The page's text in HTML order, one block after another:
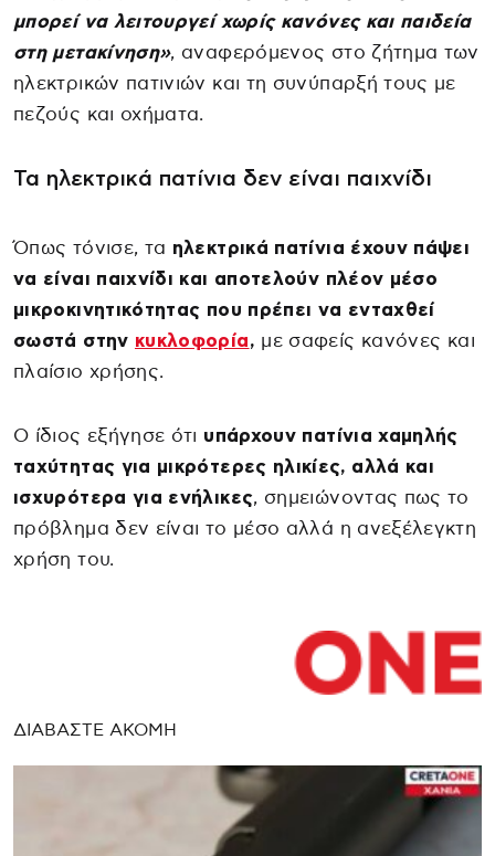
μπορεί να λειτουργεί χωρίς κανόνες και παιδεία
στη μετακίνηση», αναφερόμενος στο ζήτημα των
ηλεκτρικών πατινιών και τη συνύπαρξή τους με
πεζούς και οχήματα.
Τα ηλεκτρικά πατίνια δεν είναι παιχνίδι
Όπως τόνισε, τα ηλεκτρικά πατίνια έχουν πάψει
να είναι παιχνίδι και αποτελούν πλέον μέσο
μικροκινητικότητας που πρέπει να ενταχθεί
σωστά στην κυκλοφορία, με σαφείς κανόνες και
πλαίσιο χρήσης.
Ο ίδιος εξήγησε ότι υπάρχουν πατίνια χαμηλής
ταχύτητας για μικρότερες ηλικίες, αλλά και
ισχυρότερα για ενήλικες, σημειώνοντας πως το
πρόβλημα δεν είναι το μέσο αλλά η ανεξέλεγκτη
χρήση του.
ΔΙΑΒΑΣΤΕ ΑΚΟΜΗ